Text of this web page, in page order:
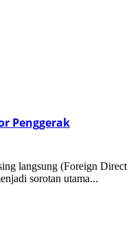
Penggerak
sorotan utama...